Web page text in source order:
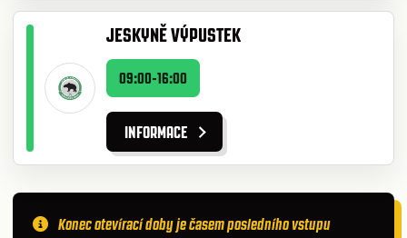
JESKYNĚ VÝPUSTEK
09:00-16:00
INFORMACE
Konec otevírací doby je časem posledního vstupu